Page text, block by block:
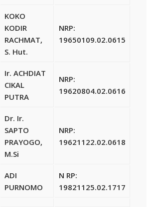
KOKO
KODIR
RACHMAT,
S. Hut.
NRP:
19650109.02.0615
Ir. ACHDIAT
CIKAL
PUTRA
NRP:
19620804.02.0616
Dr. Ir.
SAPTO
PRAYOGO,
M.Si
NRP:
19621122.02.0618
ADI
PURNOMO
N RP:
19821125.02.1717